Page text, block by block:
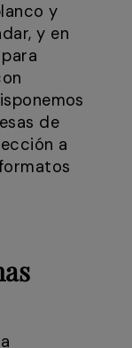
y
y en
de
a